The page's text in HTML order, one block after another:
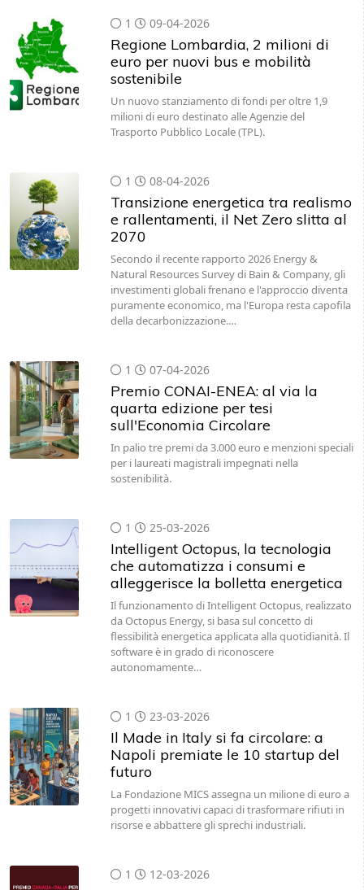
1 09-04-2026
Regione Lombardia, 2 milioni di
euro per nuovi bus e mobilità
sostenibile
Un nuovo stanziamento di fondi per oltre 1,9
milioni di euro destinato alle Agenzie del
Trasporto Pubblico Locale (TPL).
1 08-04-2026
Transizione energetica tra realismo
e rallentamenti, il Net Zero slitta al
2070
Secondo il recente rapporto 2026 Energy &
Natural Resources Survey di Bain & Company, gli
investimenti globali frenano e l'approccio diventa
puramente economico, ma l'Europa resta capofila
della decarbonizzazione.…
1 07-04-2026
Premio CONAI-ENEA: al via la
quarta edizione per tesi
sull'Economia Circolare
In palio tre premi da 3.000 euro e menzioni speciali
per i laureati magistrali impegnati nella
sostenibilità.
1 25-03-2026
Intelligent Octopus, la tecnologia
che automatizza i consumi e
alleggerisce la bolletta energetica
Il funzionamento di Intelligent Octopus, realizzato
da Octopus Energy, si basa sul concetto di
flessibilità energetica applicata alla quotidianità. Il
software è in grado di riconoscere
autonomamente…
1 23-03-2026
Il Made in Italy si fa circolare: a
Napoli premiate le 10 startup del
futuro
La Fondazione MICS assegna un milione di euro a
progetti innovativi capaci di trasformare rifiuti in
risorse e abbattere gli sprechi industriali.
1 12-03-2026